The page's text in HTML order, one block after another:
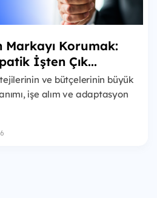
Markayı Korumak:
İşten Çık...
ve bütçelerinin büyük
işe alım ve adaptasyon